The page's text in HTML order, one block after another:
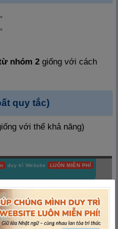
nhóm 2 giống với cách
quy tắc)
với thể khả năng)
duy trì Website
LUÔN MIỄN PHÍ